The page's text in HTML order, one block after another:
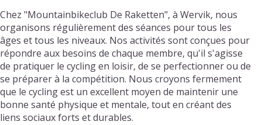
Chez "Mountainbikeclub De Raketten", à Wervik, nous
organisons régulièrement des séances pour tous les
âges et tous les niveaux. Nos activités sont conçues pour
répondre aux besoins de chaque membre, qu'il s'agisse
de pratiquer le cycling en loisir, de se perfectionner ou de
se préparer à la compétition. Nous croyons fermement
que le cycling est un excellent moyen de maintenir une
bonne santé physique et mentale, tout en créant des
liens sociaux forts et durables.